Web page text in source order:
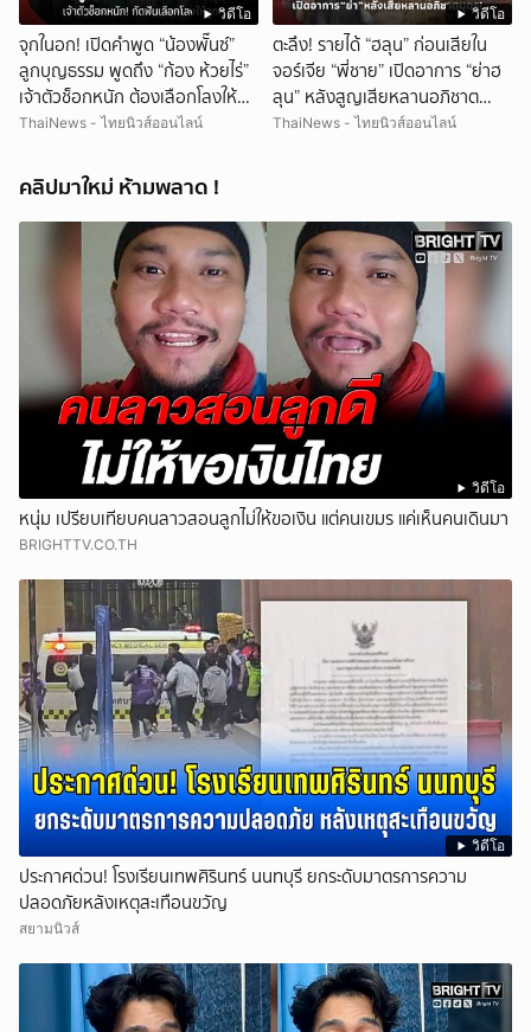
วิดีโอ
จุกในอก! เปิดคำพูด “น้องพั๊นซ์”
ลูกบุญธรรม พูดถึง “ก้อง ห้วยไร่”
เจ้าตัวช็อกหนัก ต้องเลือกโลงให้
ลูก!
ThaiNews - ไทยนิวส์ออนไลน์
วิดีโอ
ตะลึง! รายได้ “ฮลุน” ก่อนเสียใน
จอร์เจีย “พี่ชาย” เปิดอาการ “ย่าฮ
ลุน” หลังสูญเสียหลานอภิชาต
บุตร!
ThaiNews - ไทยนิวส์ออนไลน์
คลิปมาใหม่ ห้ามพลาด !
วิดีโอ
หนุ่ม เปรียบเทียบคนลาวสอนลูกไม่ให้ขอเงิน แต่คนเขมร แค่เห็นคนเดินมา
BRIGHTTV.CO.TH
วิดีโอ
ประกาศด่วน! โรงเรียนเทพศิรินทร์ นนทบุรี ยกระดับมาตรการความ
ปลอดภัยหลังเหตุสะเทือนขวัญ
สยามนิวส์